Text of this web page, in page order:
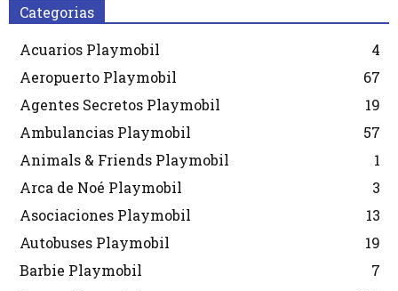
Categorias
Acuarios Playmobil
4
Aeropuerto Playmobil
67
Agentes Secretos Playmobil
19
Ambulancias Playmobil
57
Animals & Friends Playmobil
1
Arca de Noé Playmobil
3
Asociaciones Playmobil
13
Autobuses Playmobil
19
Barbie Playmobil
7